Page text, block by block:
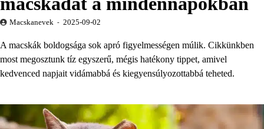
Macskanevek 2025-09-02
A macskák boldogsága sok apró figyelmességen múlik. Cikkünkben
most megosztunk tíz egyszerű, mégis hatékony tippet, amivel
kedvenced napjait vidámabbá és kiegyensúlyozottabbá teheted.